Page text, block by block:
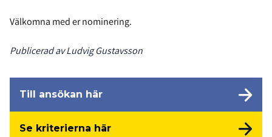
Välkomna med er nominering.
Publicerad av Ludvig Gustavsson
Till ansökan här
Se kriterierna här